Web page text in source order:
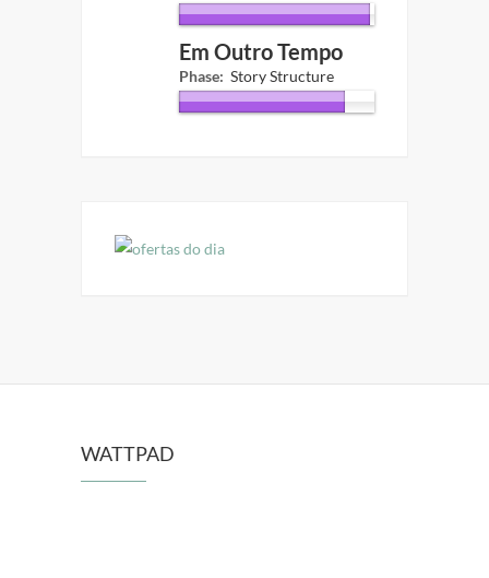
Em Outro Tempo
Phase: Story Structure
WATTPAD